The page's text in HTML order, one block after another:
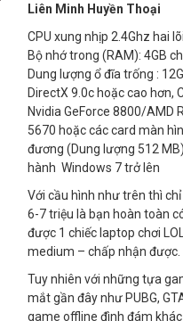
Liên Minh Huyền Thoại
CPU xung nhịp 2.4Ghz hai
Bộ nhớ trong (RAM): 4GB
Dung lượng ổ đĩa trống :
DirectX 9.0c hoặc cao hơn,
Nvidia GeForce 8800/AMD
5670 hoặc các card màn
đương (Dung lượng 512
hành Windows 7 trở lên
Với cầu hình như trên thì
6-7 triệu là bạn hoàn toàn
được 1 chiếc laptop chơi
medium – chấp nhận được.
Tuy nhiên với những tựa
mắt gần đây như PUBG,
game offline đình đám